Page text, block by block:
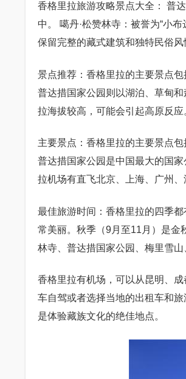
香格里拉旅游攻略景点大全： 普
中。 噶丹·松赞林寺：被誉为“小
保留完整的藏式建筑和独特民俗风
景点推荐：香格里拉的主要景点
普达措国家公园则以湖泊、草甸
拉海拔较高，可能会引起高原反应
主要景点：香格里拉的主要景点
普达措国家公园是中国最大的国
拉机场有直飞北京、上海、广州、
最佳旅游时间：香格里拉的四季
常美丽。秋季（9月至11月）是金
林寺、普达措国家公园、梅里雪山
香格里拉有机场，可以从昆明、
车自驾或者选择当地的出租车和
是体验藏族文化的绝佳地点。